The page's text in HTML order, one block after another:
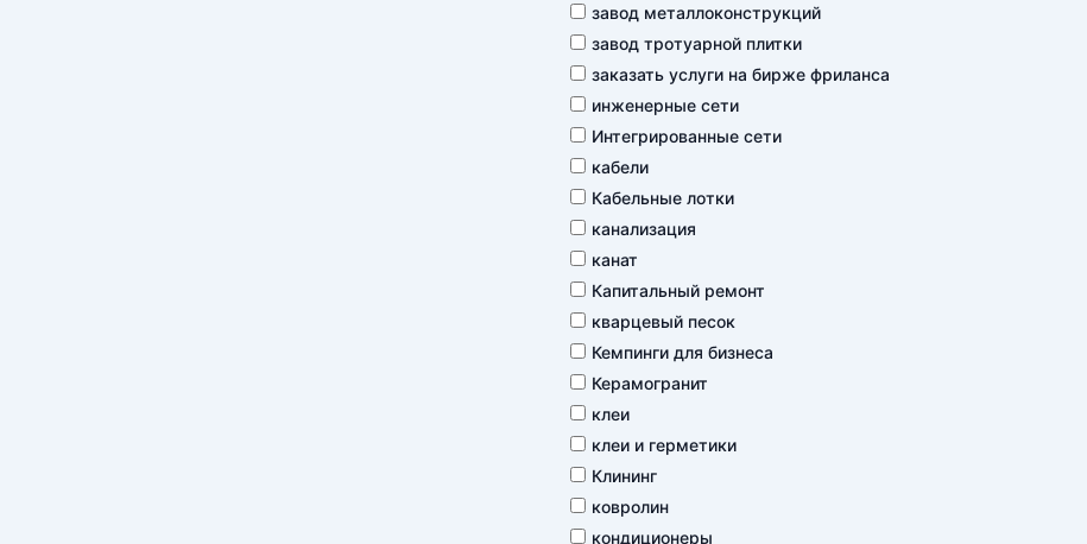
завод металлоконструкций
завод тротуарной плитки
заказать услуги на бирже фриланса
инженерные сети
Интегрированные сети
кабели
Кабельные лотки
канализация
канат
Капитальный ремонт
кварцевый песок
Кемпинги для бизнеса
Керамогранит
клеи
клеи и герметики
Клининг
ковролин
кондиционеры